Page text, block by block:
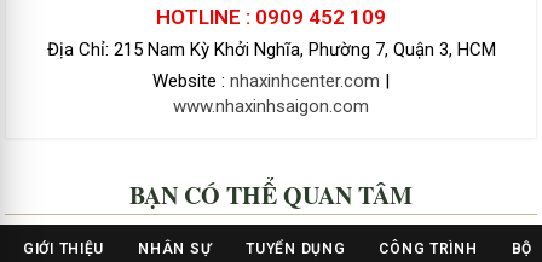
HOTLINE : 0909 452 109
Địa Chỉ: 215 Nam Kỳ Khởi Nghĩa, Phường 7, Quận 3, HCM
Website : nhaxinhcenter.com |
www.nhaxinhsaigon.com
BẠN CÓ THỂ QUAN TÂM
GIỚI THIỆU NHÂN SỰ TUYỂN DỤNG CÔNG TRÌNH BỘ